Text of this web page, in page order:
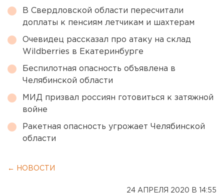
В Свердловской области пересчитали
доплаты к пенсиям летчикам и шахтерам
Очевидец рассказал про атаку на склад
Wildberries в Екатеринбурге
Беспилотная опасность объявлена в
Челябинской области
МИД призвал россиян готовиться к затяжной
войне
Ракетная опасность угрожает Челябинской
области
← НОВОСТИ
24 АПРЕЛЯ 2020 В 14:55